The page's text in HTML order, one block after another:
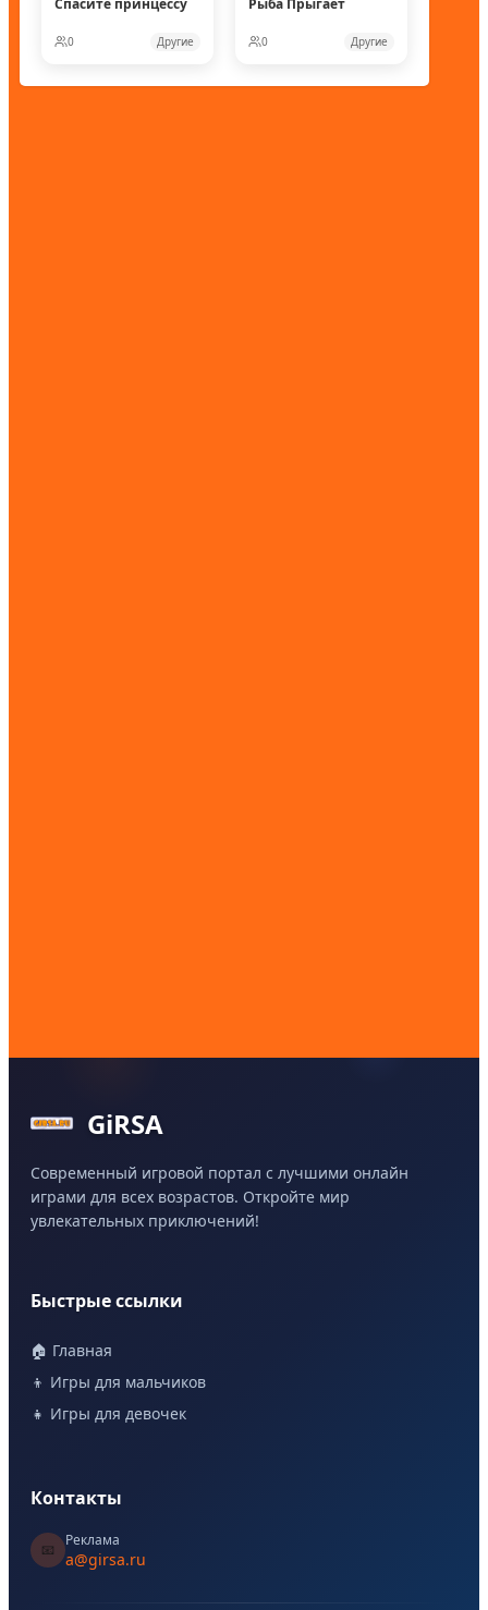
0 Другие 0 Другие
GiRSA
Современный игровой портал с лучшими онлайн
играми для всех возрастов. Откройте мир
увлекательных приключений!
Быстрые ссылки
🏠 Главная
👦 Игры для мальчиков
👧 Игры для девочек
Контакты
📧
Реклама
a@girsa.ru